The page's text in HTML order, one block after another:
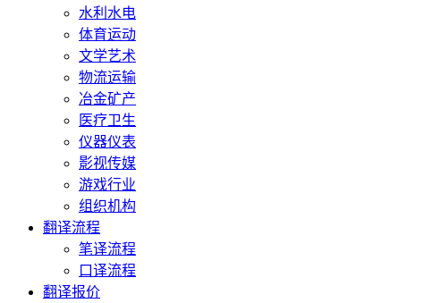
水利水电
体育运动
文学艺术
物流运输
冶金矿产
医疗卫生
仪器仪表
影视传媒
游戏行业
组织机构
翻译流程
笔译流程
口译流程
翻译报价